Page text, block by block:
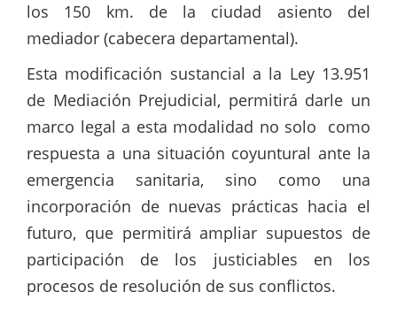
los 150 km. de la ciudad asiento del
mediador (cabecera departamental).
Esta modificación sustancial a la Ley 13.951
de Mediación Prejudicial, permitirá darle un
marco legal a esta modalidad no solo como
respuesta a una situación coyuntural ante la
emergencia sanitaria, sino como una
incorporación de nuevas prácticas hacia el
futuro, que permitirá ampliar supuestos de
participación de los justiciables en los
procesos de resolución de sus conflictos.